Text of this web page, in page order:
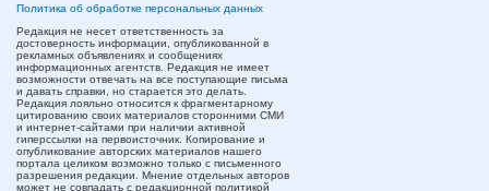
Политика об обработке персональных данных
Редакция не несет ответственность за
достоверность информации, опубликованной в
рекламных объявлениях и сообщениях
информационных агентств. Редакция не имеет
возможности отвечать на все поступающие письма
и давать справки, но старается это делать.
Редакция лояльно относится к фрагментарному
цитированию своих материалов сторонними СМИ
и интернет-сайтами при наличии активной
гиперссылки на первоисточник. Копирование и
опубликование авторских материалов нашего
портала целиком возможно только с письменного
разрешения редакции. Мнение отдельных авторов
может не совпадать с редакционной политикой